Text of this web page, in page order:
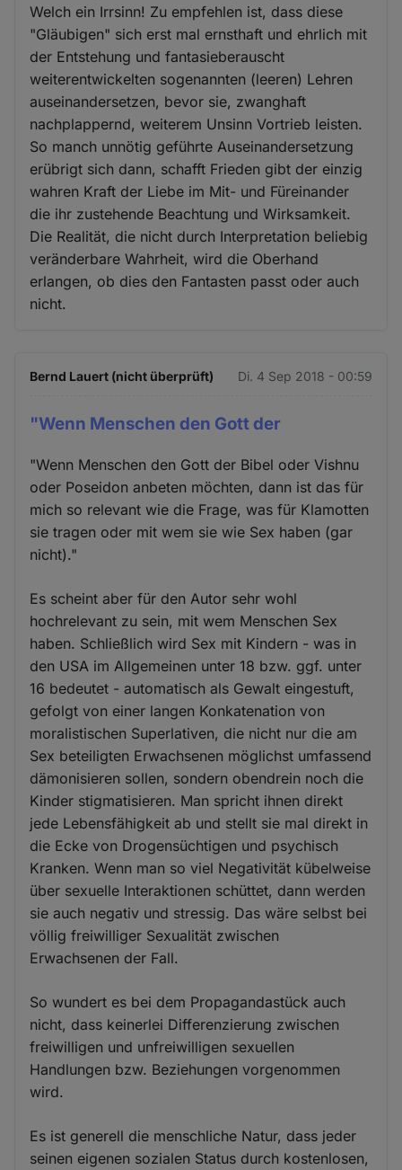
Welch ein Irrsinn! Zu empfehlen ist, dass diese
"Gläubigen" sich erst mal ernsthaft und ehrlich mit
der Entstehung und fantasieberauscht
weiterentwickelten sogenannten (leeren) Lehren
auseinandersetzen, bevor sie, zwanghaft
nachplappernd, weiterem Unsinn Vortrieb leisten.
So manch unnötig geführte Auseinandersetzung
erübrigt sich dann, schafft Frieden gibt der einzig
wahren Kraft der Liebe im Mit- und Füreinander
die ihr zustehende Beachtung und Wirksamkeit.
Die Realität, die nicht durch Interpretation beliebig
veränderbare Wahrheit, wird die Oberhand
erlangen, ob dies den Fantasten passt oder auch
nicht.
Bernd Lauert (nicht überprüft) Di. 4 Sep 2018 - 00:59
"Wenn Menschen den Gott der
"Wenn Menschen den Gott der Bibel oder Vishnu
oder Poseidon anbeten möchten, dann ist das für
mich so relevant wie die Frage, was für Klamotten
sie tragen oder mit wem sie wie Sex haben (gar
nicht)."
Es scheint aber für den Autor sehr wohl
hochrelevant zu sein, mit wem Menschen Sex
haben. Schließlich wird Sex mit Kindern - was in
den USA im Allgemeinen unter 18 bzw. ggf. unter
16 bedeutet - automatisch als Gewalt eingestuft,
gefolgt von einer langen Konkatenation von
moralistischen Superlativen, die nicht nur die am
Sex beteiligten Erwachsenen möglichst umfassend
dämonisieren sollen, sondern obendrein noch die
Kinder stigmatisieren. Man spricht ihnen direkt
jede Lebensfähigkeit ab und stellt sie mal direkt in
die Ecke von Drogensüchtigen und psychisch
Kranken. Wenn man so viel Negativität kübelweise
über sexuelle Interaktionen schüttet, dann werden
sie auch negativ und stressig. Das wäre selbst bei
völlig freiwilliger Sexualität zwischen
Erwachsenen der Fall.
So wundert es bei dem Propagandastück auch
nicht, dass keinerlei Differenzierung zwischen
freiwilligen und unfreiwilligen sexuellen
Handlungen bzw. Beziehungen vorgenommen
wird.
Es ist generell die menschliche Natur, dass jeder
seinen eigenen sozialen Status durch kostenlosen,